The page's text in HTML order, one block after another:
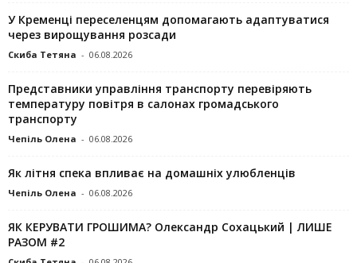
У Кременці переселенцям допомагають адаптуватися
через вирощування розсади
Скиба Тетяна - 06.08.2026
Представники управління транспорту перевіряють
температуру повітря в салонах громадського
транспорту
Чепіль Олена - 06.08.2026
Як літня спека впливає на домашніх улюбленців
Чепіль Олена - 06.08.2026
ЯК КЕРУВАТИ ГРОШИМА? Олександр Сохацький | ЛИШЕ
РАЗОМ #2